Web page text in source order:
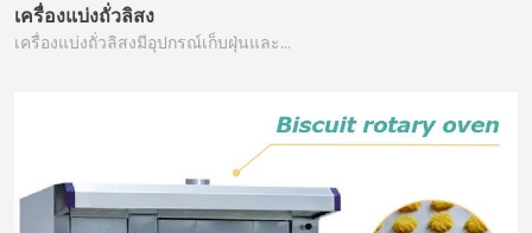
เครื่องแบ่งถั่วลิสง
เครื่องแบ่งถั่วลิสงมีอุปกรณ์เก็บฝุ่นและ…